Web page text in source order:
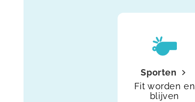
Sporten
Fit worden en
blijven